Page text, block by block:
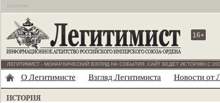
Бесплатно
16+
ЛЕГИТИМИСТ - МОНАРХИЧЕСКИЙ ВЗГЛЯД НА СОБЫТИЯ. САЙТ ВЕДЁТ ИСТОРИЮ С
О Легитимисте Взгляд Легитимиста Новости от